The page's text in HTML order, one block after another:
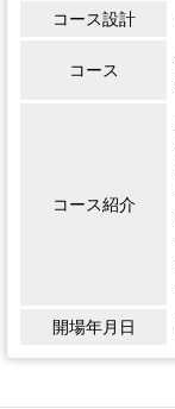
コース設計
コース
コース紹介
開場年月日